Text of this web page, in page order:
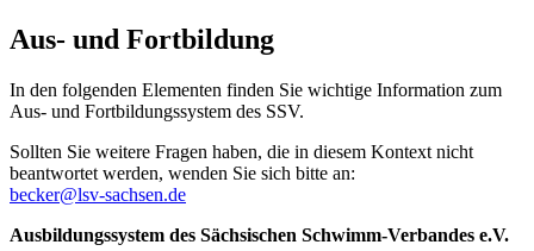
Aus- und Fortbildung
In den folgenden Elementen finden Sie wichtige Information zum
Aus- und Fortbildungssystem des SSV.
Sollten Sie weitere Fragen haben, die in diesem Kontext nicht
beantwortet werden, wenden Sie sich bitte an:
becker@lsv-sachsen.de
Ausbildungssystem des Sächsischen Schwimm-Verbandes e.V.